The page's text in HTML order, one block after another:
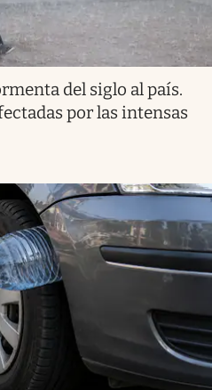
del siglo al país.
por las intensas